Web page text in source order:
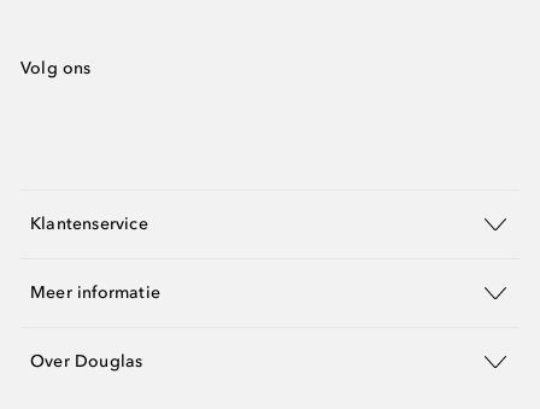
Volg ons
Klantenservice
Meer informatie
Over Douglas